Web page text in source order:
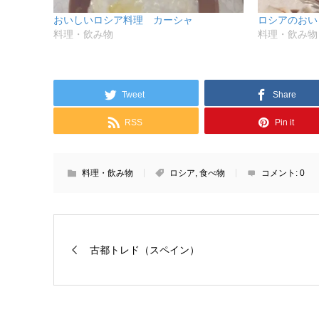
おいしいロシア料理 カーシャ
料理・飲み物
ロシアのお
料理・飲み物
Tweet Share
RSS Pin it
料理・飲み物 ロシア 食べ物 コメント: 0
古都トレド（スペイン）